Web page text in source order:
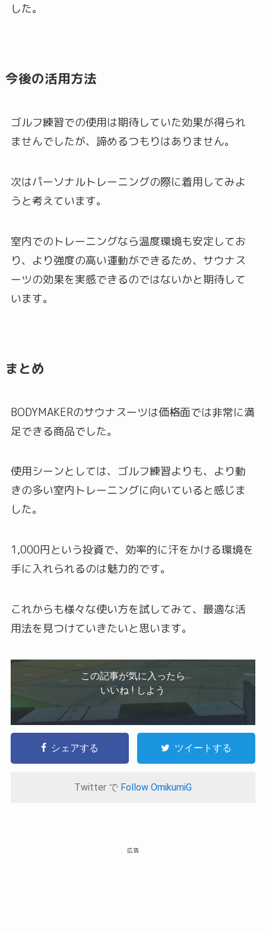
した。
今後の活用方法
ゴルフ練習での使用は期待していた効果が得られ
ませんでしたが、諦めるつもりはありません。
次はパーソナルトレーニングの際に着用してみよ
うと考えています。
室内でのトレーニングなら温度環境も安定してお
り、より強度の高い運動ができるため、サウナス
ーツの効果を実感できるのではないかと期待して
います。
まとめ
BODYMAKERのサウナスーツは価格面では非常に満
足できる商品でした。
使用シーンとしては、ゴルフ練習よりも、より動
きの多い室内トレーニングに向いていると感じま
した。
1,000円という投資で、効率的に汗をかける環境を
手に入れられるのは魅力的です。
これからも様々な使い方を試してみて、最適な活
用法を見つけていきたいと思います。
この記事が気に入ったら
いいね ! しよう
シェアする ツイートする
Twitter で Follow OmikumiG
広告